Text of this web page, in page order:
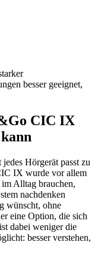
besser geeignet,
CIC IX
Hörgerät passt zu
IX wurde vor allem
Alltag brauchen,
nachdenken
wünscht, ohne
eine Option, die sich
dabei weniger die
besser verstehen,